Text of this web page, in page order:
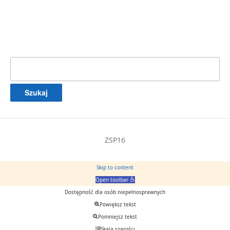
ZSP16
Skip to content
Open toolbar
Dostępność dla osób niepełnosprawnych
Powiększ tekst
Pomniejsz tekst